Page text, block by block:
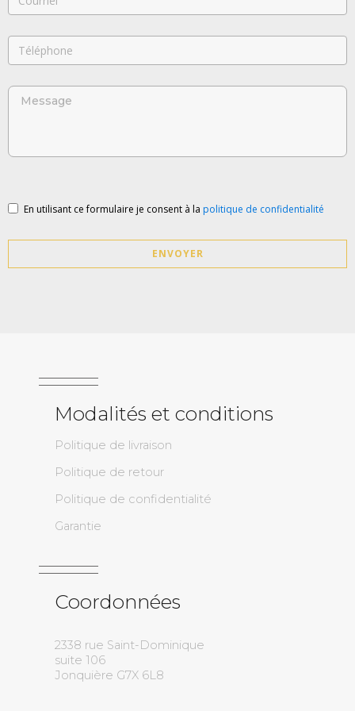
En utilisant ce formulaire je consent à la politique de confidentialité
ENVOYER
Modalités et conditions
Politique de livraison
Politique de retour
Politique de confidentialité
Garantie
Coordonnées
2338 rue Saint-Dominique
suite 106
Jonquière G7X 6L8